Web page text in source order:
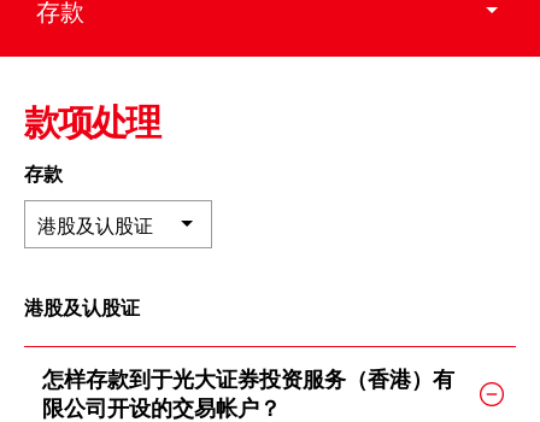
财富管理
深港通
B股
美股
海外股票
人寿保险及投资相连寿险计划
强积金
款项处理
光证财富高
流动交易 (eMO!)
报价服务
产品
技术支援
存款
款项处理
存款
港股及认股证
港股及认股证
怎样存款到于光大证券投资服务（香港）有
限公司开设的交易帐户？